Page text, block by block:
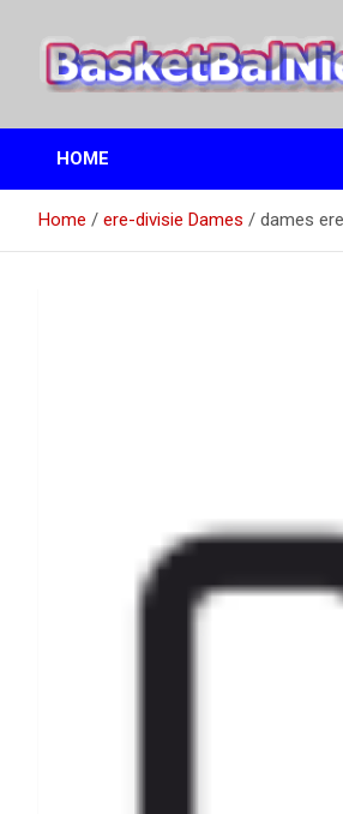
inhoud
Etten
HOME
Home ere-divisie Dames dames